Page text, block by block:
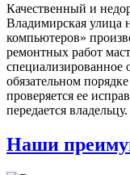
Качественный и
Владимирская улица
компьютеров»
ремонтных работ
специализированное
обязательном
проверяется ее
передается владельцу.
Наши